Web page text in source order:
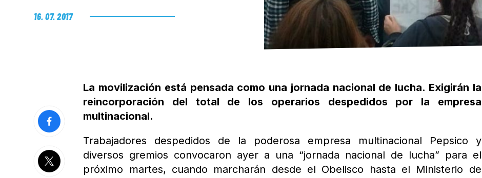
16. 07. 2017
La movilización está pensada como una jornada nacional de lucha. Exigirán la
reincorporación del total de los operarios despedidos por la empresa
multinacional.
Trabajadores despedidos de la poderosa empresa multinacional Pepsico y
diversos gremios convocaron ayer a una “jornada nacional de lucha” para el
próximo martes, cuando marcharán desde el Obelisco hasta el Ministerio de